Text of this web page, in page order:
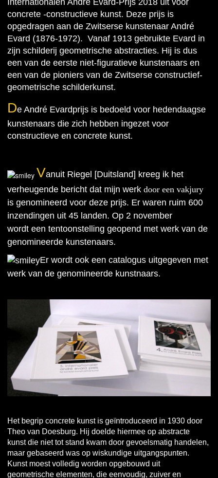
concrete -constructieve kunst. Deze prijs is
opgedragen aan de Zwitserse kunstenaar André
Evard (1876-1972). Vanaf 1913 gebruikte Evard in
zijn schilderij geometrische abstracties. Hij is dus
een van de eerste niet-figuratieve kunstenaars en
een van de pioniers van de Zwitserse constructief-
geometrische schilderkunst.
De André Evardprijs is bedoeld voor hedendaagse
kunstenaars die zich hebben ingezet voor
constructieve en concrete kunst.
Vanuit Riegel [Duitsland] kreeg ik het
verheugende bericht dat mijn werk door een vakjury
is genomineerd voor deze prijs. Er waren ruim 600
inzendingen uit 45 landen. Op 2 november
wordt een tentoonstelling geopend met werk van de
genomineerde kunstenaars.
Er wordt ook een catalogus uitgegeven met
werk van de genomineerde kunstnaars.
Het begrip concrete kunst is geïntroduceerd in 1930 door
Theo van Doesburg. Hij doelde hiermee op abstracte
kunst die niet tot stand kwam door gevoelsmatig handelen,
maar gebaseerd was op wiskundige uitgangspunten.
Kunst moest volledig worden opgebouwd uit
geometrische elementen, die eenvoudig, zuiver en